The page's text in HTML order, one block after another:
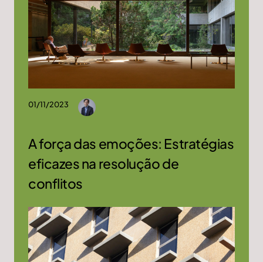
01/11/2023
A força das emoções: Estratégias
eficazes na resolução de
conflitos